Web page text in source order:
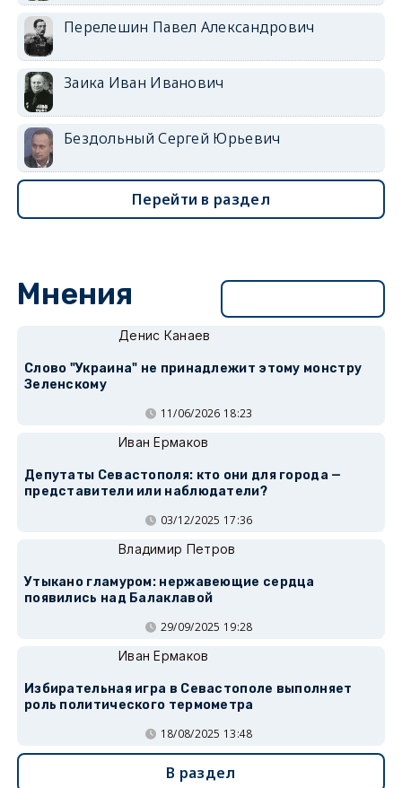
Перелешин Павел Александрович
Заика Иван Иванович
Бездольный Сергей Юрьевич
Перейти в раздел
Мнения
Денис Канаев
Слово "Украина" не принадлежит этому монстру
Зеленскому
11/06/2026 18:23
Иван Ермаков
Депутаты Севастополя: кто они для города —
представители или наблюдатели?
03/12/2025 17:36
Владимир Петров
Утыкано гламуром: нержавеющие сердца
появились над Балаклавой
29/09/2025 19:28
Иван Ермаков
Избирательная игра в Севастополе выполняет
роль политического термометра
18/08/2025 13:48
В раздел